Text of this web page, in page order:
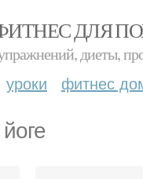
ДЛЯ
диеты,
уроки фитнес